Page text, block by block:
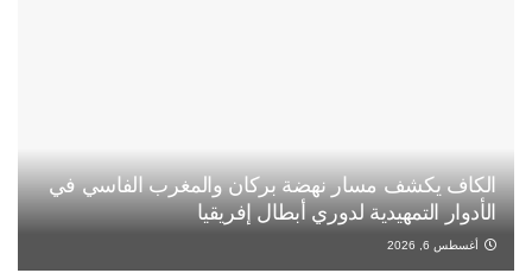
الكاف يكشف مسار نهضة بركان والمغرب الفاسي في
الأدوار التمهيدية لدوري أبطال إفريقيا
أغسطس 6, 2026